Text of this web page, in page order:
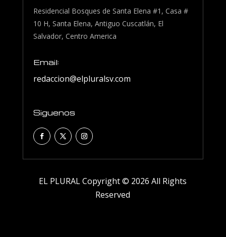
Residencial Bosques de Santa Elena #1, Casa #
10 H, Santa Elena, Antiguo Cuscatlán, El
Salvador, Centro America
Email:
redaccion@elpluralsv.com
Siguenos
EL PLURAL Copyright © 2026 All Rights
Reserved